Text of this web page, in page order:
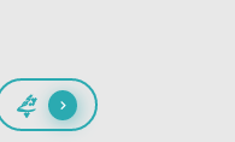
پیچھے